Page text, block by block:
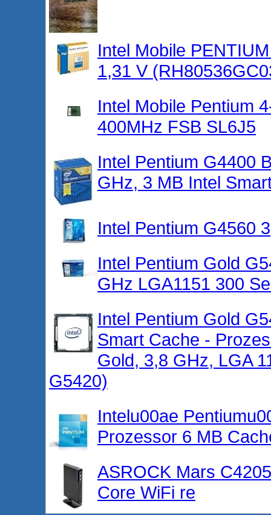
Intel Mobile
1,31 V
Intel Mobile Pentium
400MHz FSB SL6J5
Intel Pentium G4400
GHz, 3 MB Intel
Intel Pentium G4560
Intel Pentium Gold
GHz LGA1151 300
Intel Pentium Gold
Smart Cache -
Gold, 3,8 GHz, LGA
G5420)
Intelu00ae
Prozessor 6 MB
ASROCK Mars
Core WiFi re